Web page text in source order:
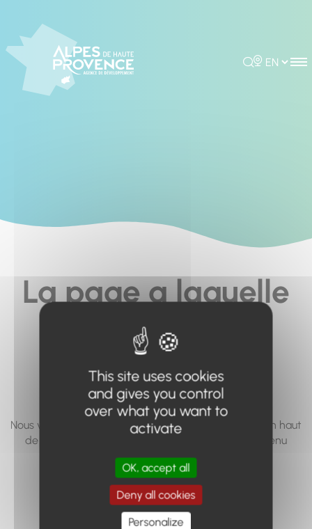
Rechercher
Choisir la
La page a laquelle
vous cherchez à
accéder n'existe
pas... ou plus.
Nous vous invitons à utiliser le moteur de recherche en haut
de page, ou à utiliser le menu pour trouver le contenu
recherché.
Retour à l'accueil
This site uses cookies
and gives you control
over what you want to
activate
OK, accept all
Deny all cookies
Personalize